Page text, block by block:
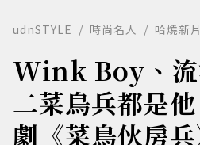
udnSTYLE 時尚名人 哈燒新片
Wink Boy、流
二菜鳥兵都是
劇《菜鳥伙房